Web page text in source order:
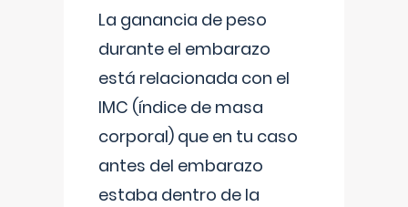
La ganancia de peso
durante el embarazo
está relacionada con el
IMC (índice de masa
corporal) que en tu caso
antes del embarazo
estaba dentro de la